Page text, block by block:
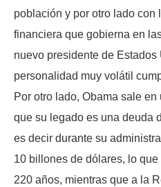
población y por otro lado con
financiera que gobierna en
nuevo presidente de Estados
personalidad muy volátil
Por otro lado, Obama sale
que su legado es una deuda
es decir durante su
10 billones de dólares, lo
220 años, mientras que a la